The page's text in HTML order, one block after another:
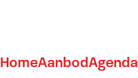
HomeAanbodAgenda